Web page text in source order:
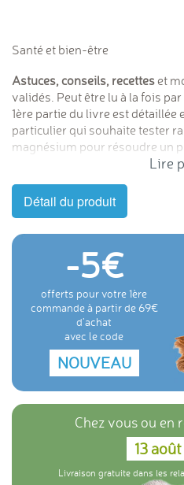
Santé et bien-être
Astuces, conseils, recettes et
validés. Peut être lu à la fois
1ère partie du livre est
particulier qui souhaite tester
magnésium pour résoudre un
Lire
Détail du produit
-5
offerts pour votre 1ère
commande à partir de 69
d'achat
avec le code
NOUVEAU
Chez vous ou en
13
Livraison gratuite dans les